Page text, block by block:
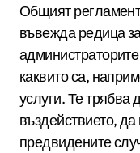
Общият
въвежда редица
каквито са,
услуги. Те трябва
въздействието,
предвидените